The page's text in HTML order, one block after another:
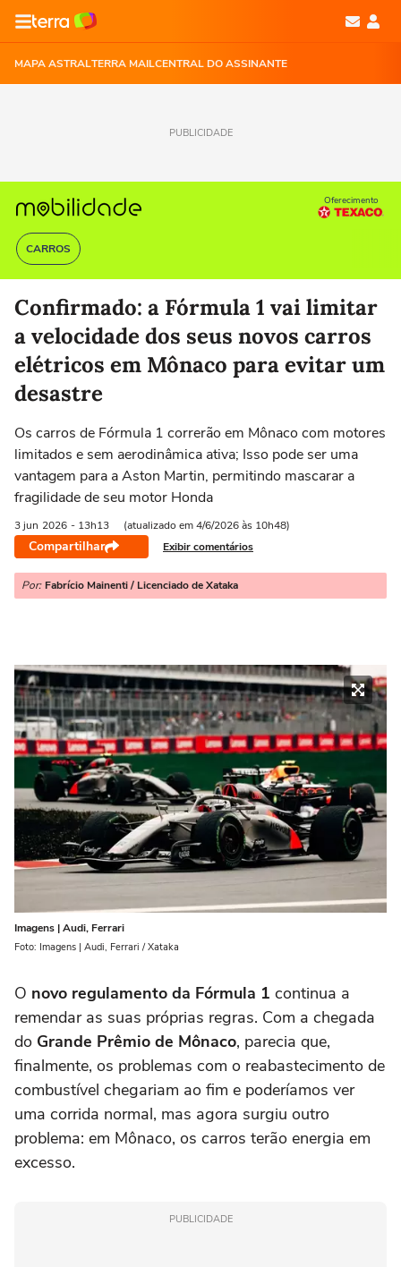
MAPA ASTRALTERRA MAILCENTRAL DO ASSINANTE
PUBLICIDADE
CARROS
Oferecimento
Confirmado: a Fórmula 1 vai limitar
a velocidade dos seus novos carros
elétricos em Mônaco para evitar um
desastre
Os carros de Fórmula 1 correrão em Mônaco com motores
limitados e sem aerodinâmica ativa; Isso pode ser uma
vantagem para a Aston Martin, permitindo mascarar a
fragilidade de seu motor Honda
3 jun 2026 - 13h13 (atualizado em 4/6/2026 às 10h48)
Compartilhar Exibir comentários
Por: Fabrício Mainenti / Licenciado de Xataka
Imagens | Audi, Ferrari
Foto: Imagens | Audi, Ferrari / Xataka
O novo regulamento da Fórmula 1 continua a
remendar as suas próprias regras. Com a chegada
do Grande Prêmio de Mônaco, parecia que,
finalmente, os problemas com o reabastecimento de
combustível chegariam ao fim e poderíamos ver
uma corrida normal, mas agora surgiu outro
problema: em Mônaco, os carros terão energia em
excesso.
PUBLICIDADE